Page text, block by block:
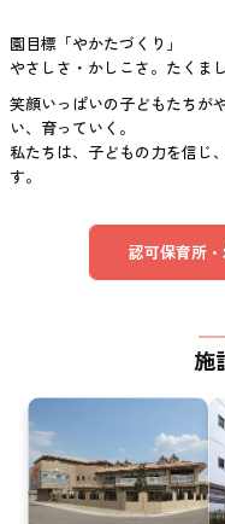
園目標「やかたづくり」
やさしさ・かしこさ。たくま
笑顔いっぱいの子どもたちが
い、育っていく。
私たちは、子どもの力を信じ
す。
認可保育所
施